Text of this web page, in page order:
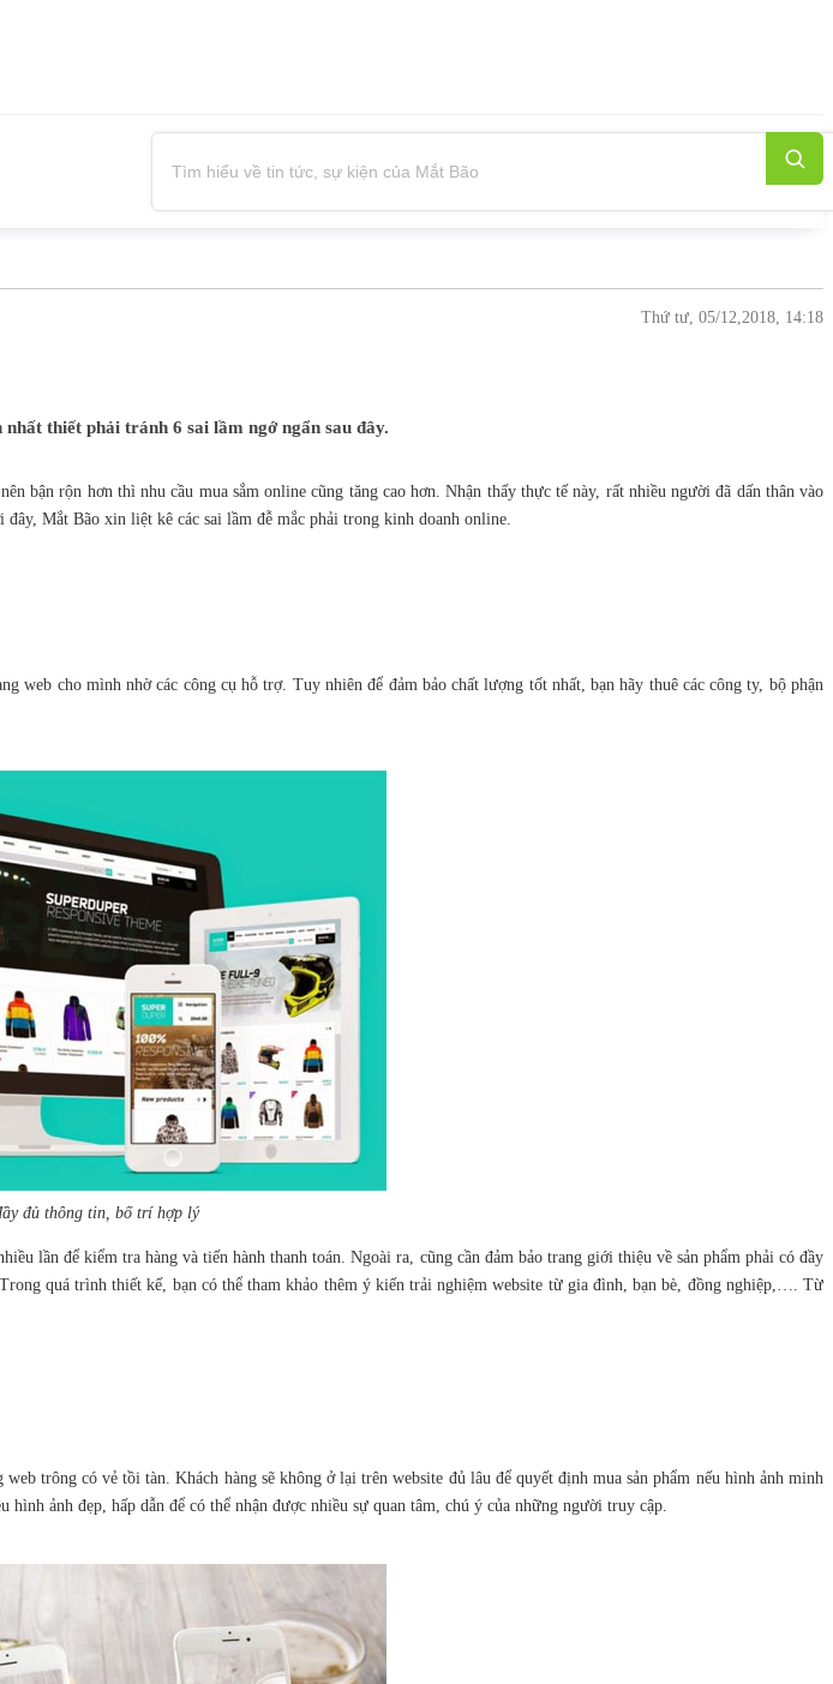
Thứ tư, 05/12,2018, 14:18
thiết phải tránh 6 sai lầm ngớ ngẩn sau đây.
rộn hơn thì nhu cầu mua sắm online cũng tăng cao hơn. Nhận thấy thực tế này, rất nhiều người đã dấn thân vào
Mắt Bão xin liệt kê các sai lầm đễ mắc phải trong kinh doanh online.
cho mình nhờ các công cụ hỗ trợ. Tuy nhiên để đảm bảo chất lượng tốt nhất, bạn hãy thuê các công ty, bộ phận
đủ thông tin, bố trí hợp lý
lần để kiểm tra hàng và tiến hành thanh toán. Ngoài ra, cũng cần đảm bảo trang giới thiệu về sản phẩm phải có đầy
quá trình thiết kế, bạn có thể tham khảo thêm ý kiến trải nghiệm website từ gia đình, bạn bè, đồng nghiệp,…. Từ
trông có vẻ tồi tàn. Khách hàng sẽ không ở lại trên website đủ lâu để quyết định mua sản phẩm nếu hình ảnh minh
ảnh đẹp, hấp dẫn để có thể nhận được nhiều sự quan tâm, chú ý của những người truy cập.